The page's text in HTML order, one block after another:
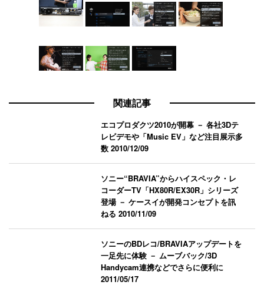
関連記事
エコプロダクツ2010が開幕 － 各社3Dテ
レビデモや「Music EV」など注目展示多
数2010/12/09
ソニー“BRAVIA”からハイスペック・レ
コーダーTV「HX80R/EX30R」シリーズ
登場 － ケースイが開発コンセプトを訊
ねる2010/11/09
ソニーのBDレコ/BRAVIAアップデートを
一足先に体験 － ムーブバック/3D
Handycam連携などでさらに便利に
2011/05/17